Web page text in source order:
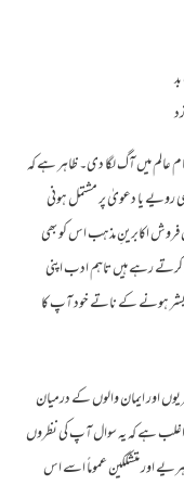
عالم میں آگ لگا دی۔ ظاہر ہے کہ
رویے یا دعویٰ پر مشتمل ہونی
فروش اکابرینِ مذہب اس کو بھی
رہے ہیں تاہم ادب اپنی
بشر ہونے کے ناتے خود آپ کا
اور ایمان والوں کے درمیان
ہے کہ یہ سوال آپ کی نظروں
دہریے اور متشککین عموماً اسے اس